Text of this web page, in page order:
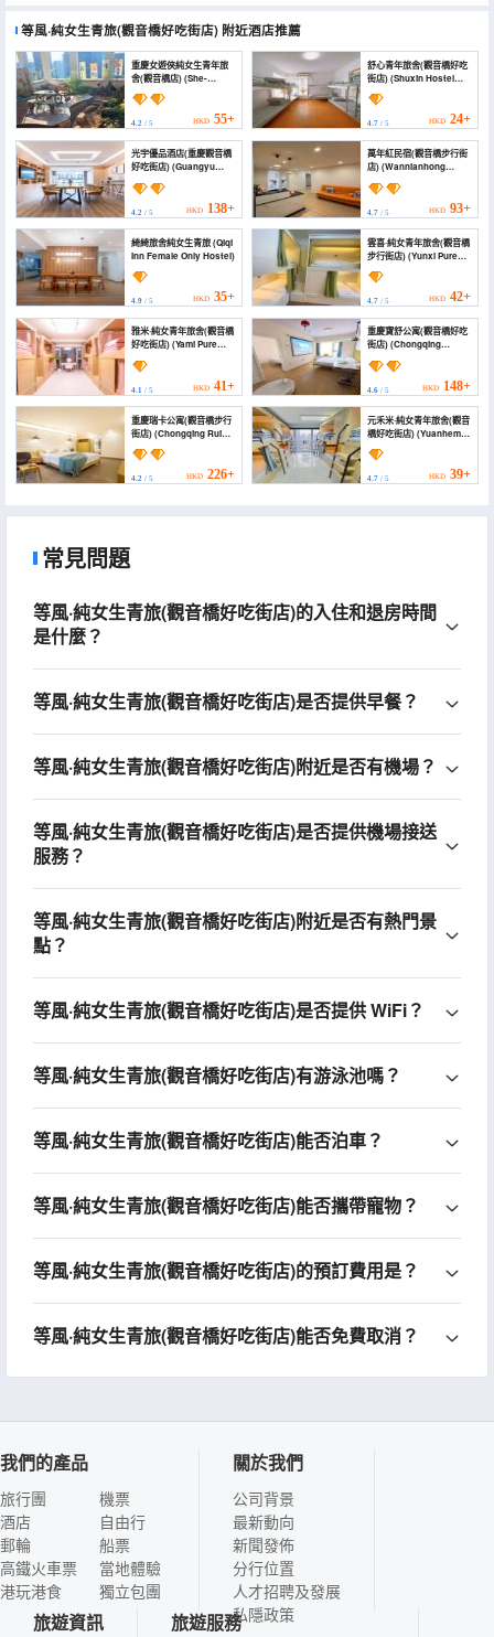
等風·純女生青旅(觀音橋好吃街店) 附近酒店推薦
重慶女遊俠純女生青年旅
舍(觀音橋店) (She-
Ranger Female-Only
Hostel)
4.2 / 5 HKD 55+
舒心青年旅舍(觀音橋好吃
街店) (Shuxin Hostel
(Guanyinqiao Haochi
Street))
4.7/ 5 HKD 24+
光宇優品酒店(重慶觀音橋
好吃街店) (Guangyu
(Chongqing
Guanyinqiao Haochi
Street))
4.2 / 5 HKD 138+
萬年紅民宿(觀音橋步行街
店) (Wannianhong
(Guanyinqiao
Pedestrian Street
Store))
4.7/ 5 HKD 93+
綺綺旅舍純女生青旅 (Qiqi
Inn Female Only Hostel)
4.9 / 5 HKD 35+
雲喜·純女青年旅舍(觀音橋
步行街店) (Yunxi Pure
Female Youth Hostel
(Guanyinqiao
Pedestrian Street))
4.7/ 5 HKD 42+
雅米·純女青年旅舍(觀音橋
好吃街店) (Yami Pure
(Guanyinqiao Delicious
4.1 / 5 HKD 41+
重慶寶舒公寓(觀音橋好吃
街店) (Chongqing
(Guanyinqiao Delicious
4.6/ 5 HKD 148+
重慶瑞卡公寓(觀音橋步行
街店) (Chongqing Ruika
Apartment
(Guanyinqiao
Pedestrian Street))
4.2 / 5 HKD 226+
元禾米·純女青年旅舍(觀音
橋好吃街店) (Yuanhemi
Pure Female Youth
Hostel (Guanyinqiao
Food Street))
4.7/ 5 HKD 39+
常見問題
等風·純女生青旅(觀音橋好吃街店)的入住和退房時間
是什麼？
等風·純女生青旅(觀音橋好吃街店)是否提供早餐？
等風·純女生青旅(觀音橋好吃街店)附近是否有機場？
等風·純女生青旅(觀音橋好吃街店)是否提供機場接送
服務？
等風·純女生青旅(觀音橋好吃街店)附近是否有熱門景
點？
等風·純女生青旅(觀音橋好吃街店)是否提供 WiFi？
等風·純女生青旅(觀音橋好吃街店)有游泳池嗎？
等風·純女生青旅(觀音橋好吃街店)能否泊車？
等風·純女生青旅(觀音橋好吃街店)能否攜帶寵物？
等風·純女生青旅(觀音橋好吃街店)的預訂費用是？
等風·純女生青旅(觀音橋好吃街店)能否免費取消？
我們的產品
旅行團
酒店
郵輪
高鐵火車票
港玩港食
機票
自由行
船票
當地體驗
獨立包團
關於我們
公司背景
最新動向
新聞發佈
分行位置
人才招聘及發展
私隱政策
旅遊資訊 旅遊服務